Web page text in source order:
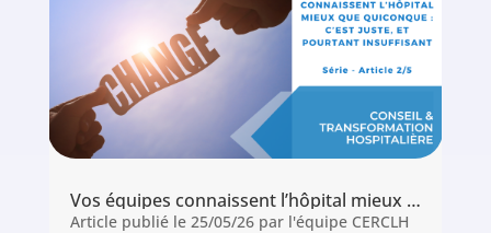
Vos équipes connaissent l’hôpital mieux que quiconque : c’est juste, et pourtant insuffisant
Article publié le 25/05/26 par l'équipe CERCLH